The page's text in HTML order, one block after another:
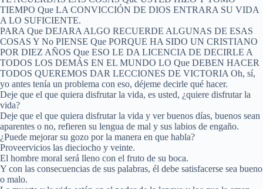
TIEMPO Que LA CONVICCIÓN DE DIOS ENTRARA SU VIDA
A LO SUFICIENTE.
PARA Que DEJARA ALGO RECUERDE ALGUNAS DE ESAS
COSAS Y No PIENSE Que PORQUE HA SIDO UN CRISTIANO
POR DIEZ AÑOS Que ESO LE DA LICENCIA DE DECIRLE A
TODOS LOS DEMÁS EN EL MUNDO LO Que DEBEN HACER
TODOS QUEREMOS DAR LECCIONES DE VICTORIA Oh, sí,
yo antes tenía un problema con eso, déjeme decirle qué hacer.
Deje que el que quiera disfrutar la vida, es usted, ¿quiere disfrutar la
vida?
Deje que el que quiera disfrutar la vida y ver buenos días, buenos sean
aparentes o no, refieren su lengua de mal y sus labios de engaño.
¿Puede mejorar su gozo por la manera en que habla?
Proveervicios las dieciocho y veinte.
El hombre moral será lleno con el fruto de su boca.
Y con las consecuencias de sus palabras, él debe satisfacerse sea bueno
o malo.